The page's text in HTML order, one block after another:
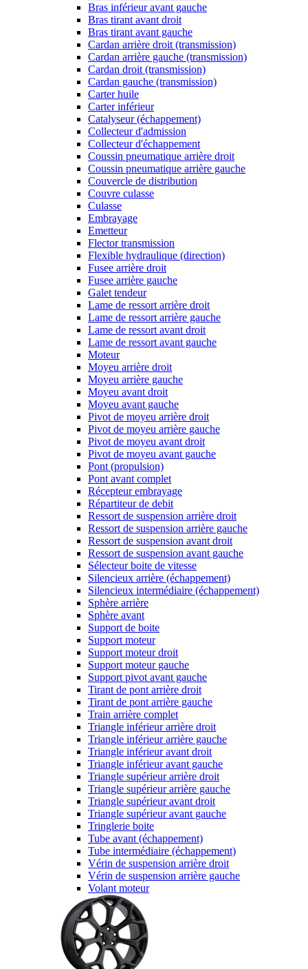
Bras inférieur avant gauche
Bras tirant avant droit
Bras tirant avant gauche
Cardan arrière droit (transmission)
Cardan arrière gauche (transmission)
Cardan droit (transmission)
Cardan gauche (transmission)
Carter huile
Carter inférieur
Catalyseur (échappement)
Collecteur d'admission
Collecteur d'échappement
Coussin pneumatique arrière droit
Coussin pneumatique arrière gauche
Couvercle de distribution
Couvre culasse
Culasse
Embrayage
Emetteur
Flector transmission
Flexible hydraulique (direction)
Fusee arrière droit
Fusee arrière gauche
Galet tendeur
Lame de ressort arrière droit
Lame de ressort arrière gauche
Lame de ressort avant droit
Lame de ressort avant gauche
Moteur
Moyeu arrière droit
Moyeu arrière gauche
Moyeu avant droit
Moyeu avant gauche
Pivot de moyeu arrière droit
Pivot de moyeu arrière gauche
Pivot de moyeu avant droit
Pivot de moyeu avant gauche
Pont (propulsion)
Pont avant complet
Récepteur embrayage
Répartiteur de debit
Ressort de suspension arrière droit
Ressort de suspension arrière gauche
Ressort de suspension avant droit
Ressort de suspension avant gauche
Sélecteur boite de vitesse
Silencieux arrière (échappement)
Silencieux intermédiaire (échappement)
Sphère arrière
Sphère avant
Support de boite
Support moteur
Support moteur droit
Support moteur gauche
Support pivot avant gauche
Tirant de pont arrière droit
Tirant de pont arrière gauche
Train arrière complet
Triangle inférieur arrière droit
Triangle inférieur arrière gauche
Triangle inférieur avant droit
Triangle inférieur avant gauche
Triangle supérieur arrière droit
Triangle supérieur arrière gauche
Triangle supérieur avant droit
Triangle supérieur avant gauche
Tringlerie boite
Tube avant (échappement)
Tube intermédiaire (échappement)
Vérin de suspension arrière droit
Vérin de suspension arrière gauche
Volant moteur